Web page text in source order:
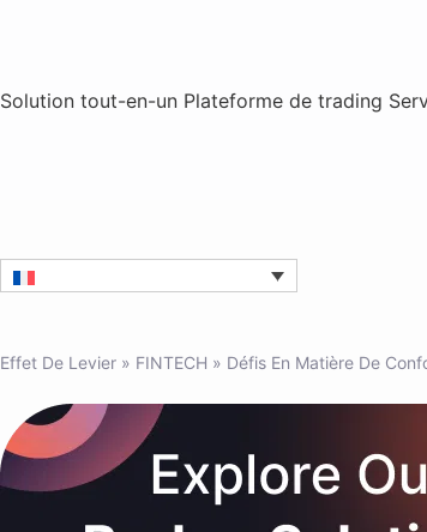
Solution tout-en-un Plateforme de trading
Effet De Levier » FINTECH » Défis En Matière De